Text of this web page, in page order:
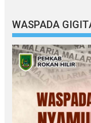
WASPADA